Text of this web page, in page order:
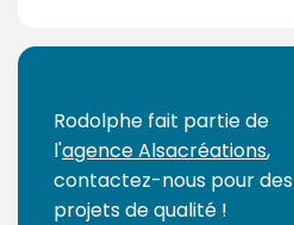
Rodolphe fait partie de
l'agence Alsacréations,
contactez-nous pour des
projets de qualité !